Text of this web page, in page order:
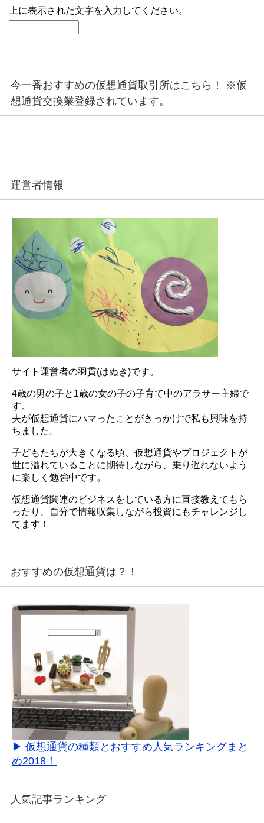
上に表示された文字を入力してください。
今一番おすすめの仮想通貨取引所はこちら！ ※仮
想通貨交換業登録されています。
運営者情報
サイト運営者の羽貫(はぬき)です。
4歳の男の子と1歳の女の子の子育て中のアラサー主婦で
す。
夫が仮想通貨にハマったことがきっかけで私も興味を持
ちました。
子どもたちが大きくなる頃、仮想通貨やプロジェクトが
世に溢れていることに期待しながら、乗り遅れないよう
に楽しく勉強中です。
仮想通貨関連のビジネスをしている方に直接教えてもら
ったり、自分で情報収集しながら投資にもチャレンジし
てます！
おすすめの仮想通貨は？！
▶ 仮想通貨の種類とおすすめ人気ランキングまと
め2018！
人気記事ランキング